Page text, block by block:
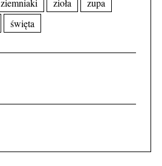
ziemniaki zioła
zupa
święta